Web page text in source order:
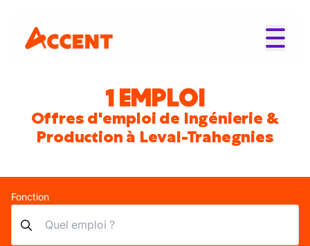
1 EMPLOI
Offres d'emploi de Ingénierie &
Production à Leval-Trahegnies
Fonction